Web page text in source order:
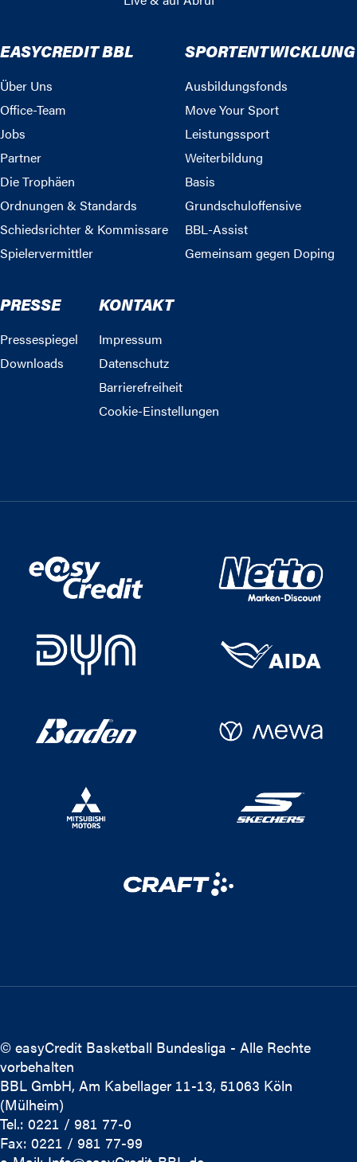
EASYCREDIT BBL
Über Uns
Office-Team
Jobs
Partner
Die Trophäen
Ordnungen & Standards
Schiedsrichter & Kommissare
Spielervermittler
SPORTENTWICKLUNG
Ausbildungsfonds
Move Your Sport
Leistungssport
Weiterbildung
Basis
Grundschuloffensive
BBL-Assist
Gemeinsam gegen Doping
PRESSE
Pressespiegel
Downloads
KONTAKT
Impressum
Datenschutz
Barrierefreiheit
Cookie-Einstellungen
© easyCredit Basketball Bundesliga - Alle Rechte
vorbehalten
BBL GmbH, Am Kabellager 11-13, 51063 Köln
(Mülheim)
Tel.: 0221 / 981 77-0
Fax: 0221 / 981 77-99